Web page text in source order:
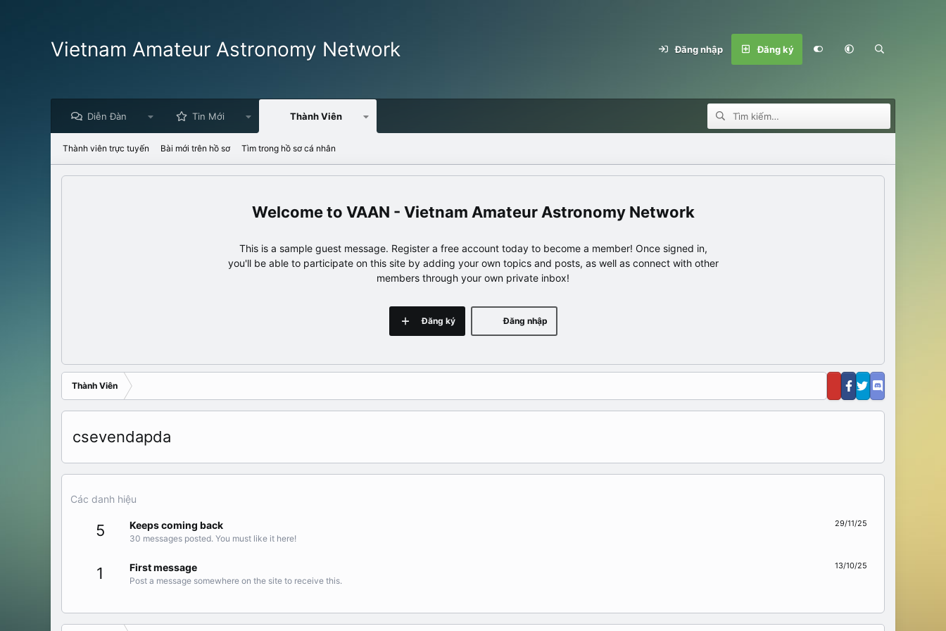
Vietnam Amateur Astronomy Network Đăng nhập Đăng ký
Diễn Đàn Tin Mới Thành Viên
Thành viên trực tuyến Bài mới trên hồ sơ Tìm trong hồ sơ cá nhân
VAAN - Vietnam Amateur Astronomy Network
This is a sample guest message. Register a free account today to become a member! Once signed in,
you'll be able to participate on this site by adding your own topics and posts, as well as connect with other
members through your own private inbox!
Đăng nhập
Đăng ký
Thành Viên
csevendapda
Các danh hiệu
5 29/11/25
Keeps coming back
30 messages posted. You must like it here!
1 13/10/25
First message
Post a message somewhere on the site to receive this.